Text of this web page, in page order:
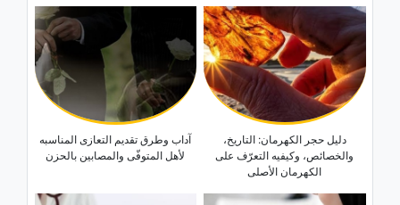
دلیل حجر الکهرمان: التاریخ،
والخصائص، وکیفیه التعرّف على
الکهرمان الأصلی
آداب وطرق تقدیم التعازی المناسبه
لأهل المتوفّى والمصابین بالحزن